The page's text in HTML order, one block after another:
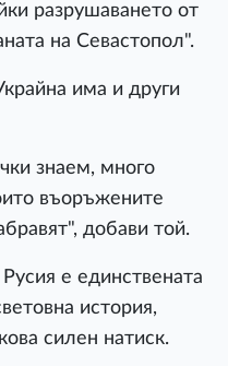
разрушаването от
на Севастопол".
има и други
знаем, много
въоръжените
добави той.
е единствената
история,
силен натиск.